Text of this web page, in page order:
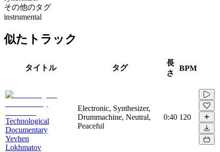
その他のタグ
instrumental
似たトラック
タイトル タグ
長
さ
BPM
Technological
Documentary
Yevhen
Lokhmatov
Electronic, Synthesizer,
Drummachine, Neutral,
Peaceful
0:40 120